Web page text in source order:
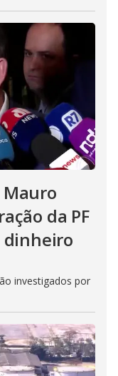
Mauro
da PF
dinheiro
investigados por